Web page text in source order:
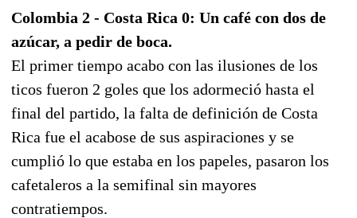
Colombia 2 - Costa Rica 0: Un café con dos de
azúcar, a pedir de boca.
El primer tiempo acabo con las ilusiones de los
ticos fueron 2 goles que los adormeció hasta el
final del partido, la falta de definición de Costa
Rica fue el acabose de sus aspiraciones y se
cumplió lo que estaba en los papeles, pasaron los
cafetaleros a la semifinal sin mayores
contratiempos.